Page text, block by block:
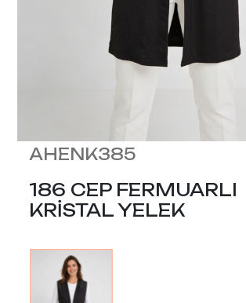
AHENK385
186 CEP FERMUARLI
KRİSTAL YELEK